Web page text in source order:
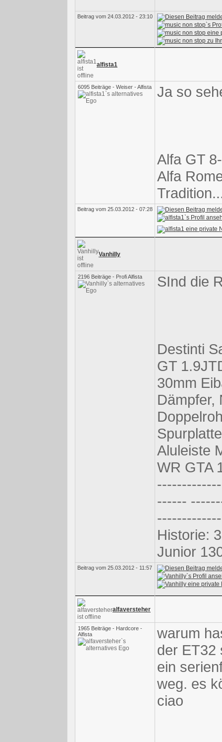
Beitrag vom 24.03.2012 - 23:10
alfista1
6095 Beiträge - Weiser - Alfista Ja so
Alfa GT
Alfa
Beitrag vom 25.03.2012 - 07:28
Vanhilly
2196 Beiträge - Profi Alfista SInd die
Destinti
GT
30mm
Dämpfer,
Aluleiste
WR GTA
------
Historie:
Junior
Beitrag vom 25.03.2012 - 11:57
alfaversteher
1965 Beiträge - Hardcore -
Alfista
warum
der ET32
ein
weg. es
ciao